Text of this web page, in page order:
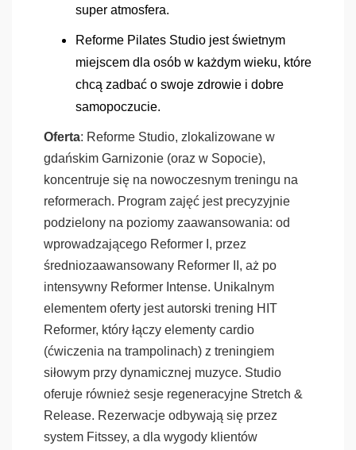
super atmosfera.
Reforme Pilates Studio jest świetnym
miejscem dla osób w każdym wieku, które
chcą zadbać o swoje zdrowie i dobre
samopoczucie.
Oferta: Reforme Studio, zlokalizowane w
gdańskim Garnizonie (oraz w Sopocie),
koncentruje się na nowoczesnym treningu na
reformerach. Program zajęć jest precyzyjnie
podzielony na poziomy zaawansowania: od
wprowadzającego Reformer I, przez
średniozaawansowany Reformer II, aż po
intensywny Reformer Intense. Unikalnym
elementem oferty jest autorski trening HIT
Reformer, który łączy elementy cardio
(ćwiczenia na trampolinach) z treningiem
siłowym przy dynamicznej muzyce. Studio
oferuje również sesje regeneracyjne Stretch &
Release. Rezerwacje odbywają się przez
system Fitssey, a dla wygody klientów